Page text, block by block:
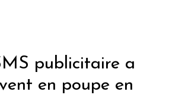
publicitaire a
en poupe en